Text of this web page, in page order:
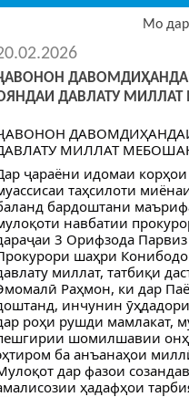
Мо дар
ДАВЛАТУ
МИЛЛАТ
ҷараёни идомаи
таҳсилоти
бардоштани
навбатии
3 Орифзода
шаҳри
миллат, татбиқи
Раҳмон, ки дар
инчунин
роҳи рушди мамлакат,
шомилшавии
ба анъанаҳои
дар фазои
ҳадафҳои